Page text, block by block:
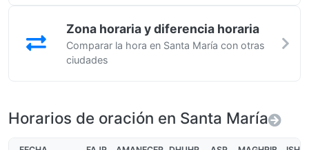
Zona horaria y diferencia horaria
Comparar la hora en Santa María con otras
ciudades
Horarios de oración en Santa María